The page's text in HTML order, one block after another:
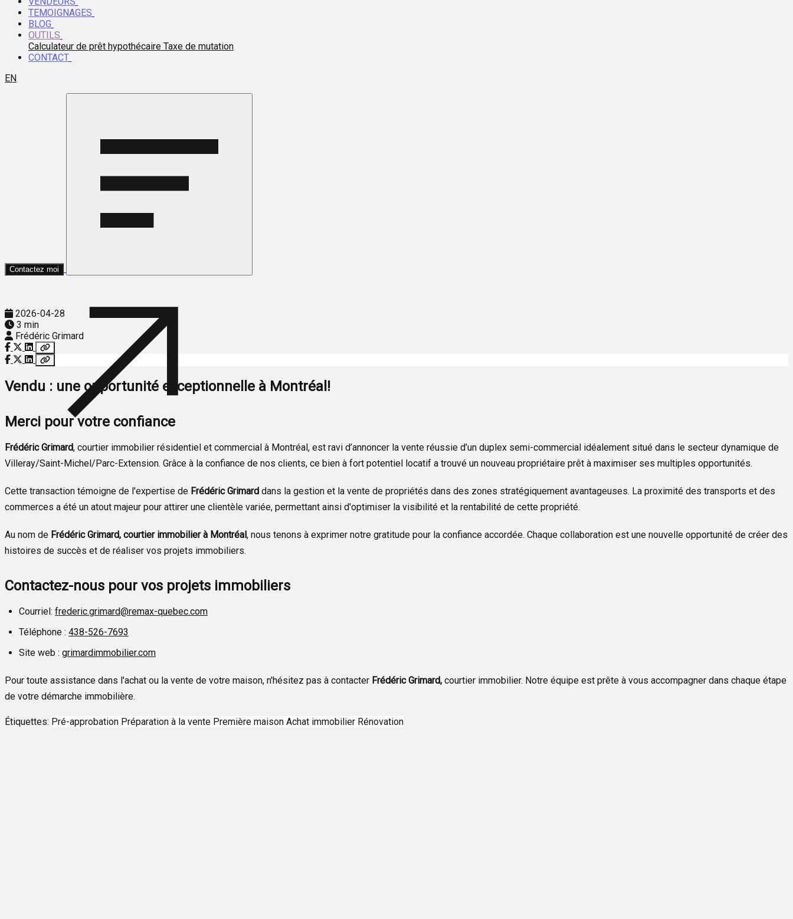
TEMOIGNAGES
BLOG
OUTILS
Calculateur de prêt hypothécaire Taxe de mutation
CONTACT
EN
Contactez moi
2026-04-28
3 min
Frédéric Grimard
Vendu : une opportunité exceptionnelle à Montréal!
Merci pour votre confiance
Frédéric Grimard, courtier immobilier résidentiel et commercial à Montréal, est ravi d’annoncer la vente réussie d’un duplex semi-commercial idéalement situé dans le secteur dynamique de
Villeray/Saint-Michel/Parc-Extension. Grâce à la confiance de nos clients, ce bien à fort potentiel locatif a trouvé un nouveau propriétaire prêt à maximiser ses multiples opportunités.
Cette transaction témoigne de l'expertise de Frédéric Grimard dans la gestion et la vente de propriétés dans des zones stratégiquement avantageuses. La proximité des transports et des
commerces a été un atout majeur pour attirer une clientèle variée, permettant ainsi d'optimiser la visibilité et la rentabilité de cette propriété.
Au nom de Frédéric Grimard, courtier immobilier à Montréal, nous tenons à exprimer notre gratitude pour la confiance accordée. Chaque collaboration est une nouvelle opportunité de créer des
histoires de succès et de réaliser vos projets immobiliers.
Contactez-nous pour vos projets immobiliers
Courriel: frederic.grimard@remax-quebec.com
Téléphone : 438-526-7693
Site web : grimardimmobilier.com
Pour toute assistance dans l'achat ou la vente de votre maison, n'hésitez pas à contacter Frédéric Grimard, courtier immobilier. Notre équipe est prête à vous accompagner dans chaque étape
de votre démarche immobilière.
Étiquettes: Pré-approbation Préparation à la vente Première maison Achat immobilier Rénovation